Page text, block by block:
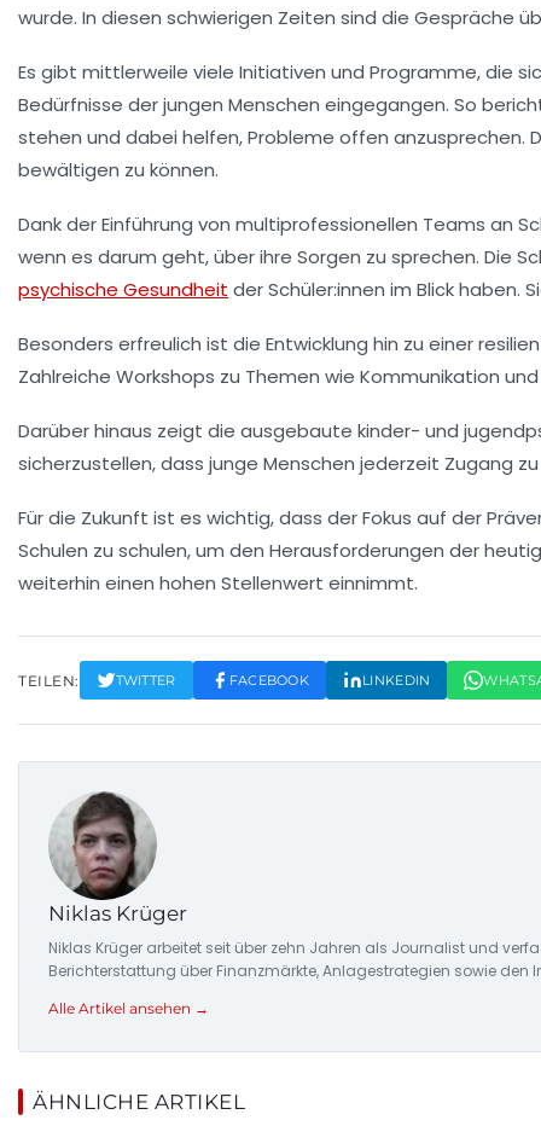
wurde. In diesen schwierigen Zeiten sind die Gespräche
Es gibt mittlerweile viele Initiativen und Programme, die
Bedürfnisse der jungen Menschen eingegangen. So
stehen und dabei helfen, Probleme offen anzusprechen.
bewältigen zu können.
Dank der Einführung von multiprofessionellen Teams an
wenn es darum geht, über ihre Sorgen zu sprechen. Die
psychische Gesundheit der Schüler:innen im Blick
Besonders erfreulich ist die Entwicklung hin zu einer
Zahlreiche Workshops zu Themen wie Kommunikation
Darüber hinaus zeigt die ausgebaute kinder- und
sicherzustellen, dass junge Menschen jederzeit Zugang
Für die Zukunft ist es wichtig, dass der Fokus auf der
Schulen zu schulen, um den Herausforderungen der
weiterhin einen hohen Stellenwert einnimmt.
TEILEN: TWITTER FACEBOOK LINKEDIN
Niklas Krüger
Niklas Krüger arbeitet seit über zehn Jahren als Journalist und
Berichterstattung über Finanzmärkte, Anlagestrategien sowie
Alle Artikel ansehen →
ÄHNLICHE ARTIKEL